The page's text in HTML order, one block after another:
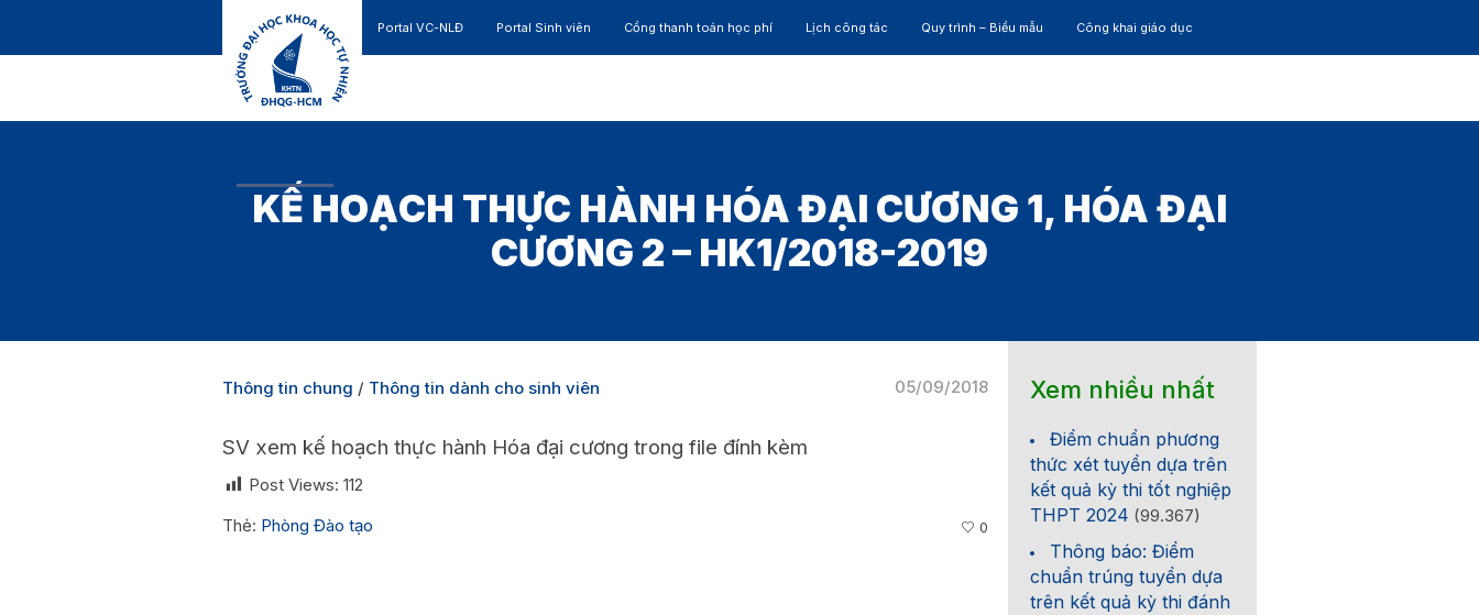
Portal VC-NLĐ Portal Sinh viên Cổng thanh toán học phí Lịch công tác Quy trình – Biểu mẫu Công khai giáo dục
KẾ HOẠCH THỰC HÀNH HÓA ĐẠI CƯƠNG 1, HÓA ĐẠI
CƯƠNG 2 – HK1/2018-2019
05/09/2018
Thông tin chung / Thông tin dành cho sinh viên
SV xem kế hoạch thực hành Hóa đại cương trong file đính kèm
Post Views: 112
Thẻ: Phòng Đào tạo 0
Xem nhiều nhất
Điểm chuẩn phương
thức xét tuyển dựa trên
kết quả kỳ thi tốt nghiệp
THPT 2024 (99.367)
Thông báo: Điểm
chuẩn trúng tuyển dựa
trên kết quả kỳ thi đánh